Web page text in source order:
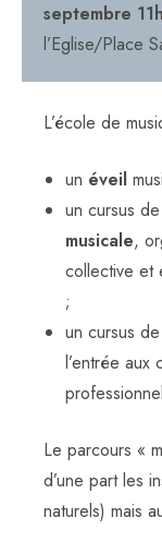
septembre
l’Eglise/Place
L’école de
un éveil
un cursus de
musicale,
collective et
;
un cursus de
l’entrée aux
Le parcours «
d’une part les
naturels) mais